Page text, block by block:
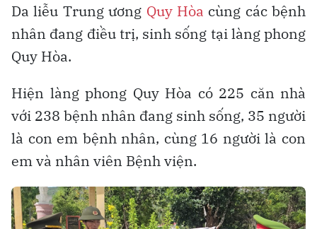
Da liễu Trung ương Quy Hòa cùng các bệnh
nhân đang điều trị, sinh sống tại làng phong
Quy Hòa.
Hiện làng phong Quy Hòa có 225 căn nhà
với 238 bệnh nhân đang sinh sống, 35 người
là con em bệnh nhân, cùng 16 người là con
em và nhân viên Bệnh viện.